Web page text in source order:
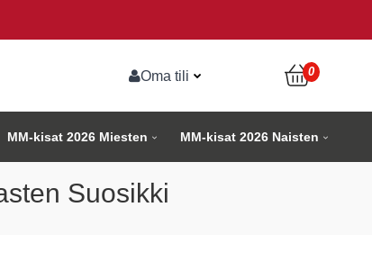
Oma tili 0
MM-kisat 2026 Miesten MM-kisat 2026 Naisten
Suosikki